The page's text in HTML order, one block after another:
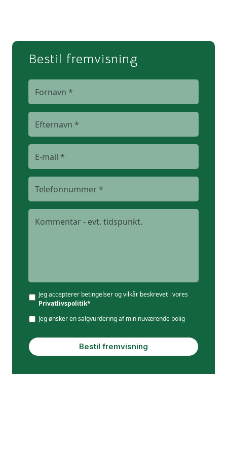
Bestil fremvisning
Jeg accepterer betingelser og vilkår beskrevet i vores
Privatlivspolitik*
Jeg ønsker en salgvurdering af min nuværende bolig